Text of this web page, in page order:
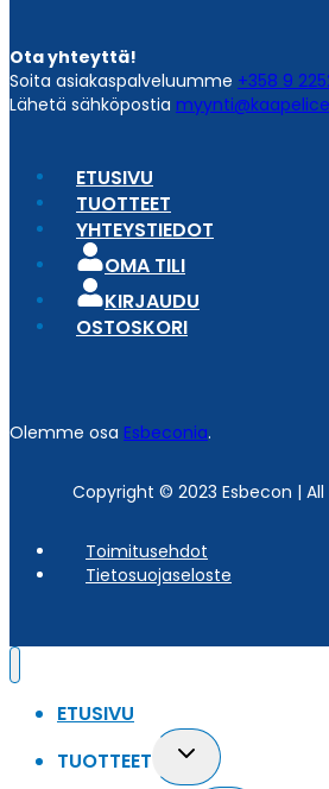
Ota yhteyttä!
Soita asiakaspalveluumme +358 9
Lähetä sähköpostia
ETUSIVU
TUOTTEET
YHTEYSTIEDOT
OMA TILI
KIRJAUDU
OSTOSKORI
Olemme osa Esbeconia.
Copyright © 2023 Esbecon | All
Toimitusehdot
Tietosuojaseloste
ETUSIVU
TUOTTEET
Toggle
child